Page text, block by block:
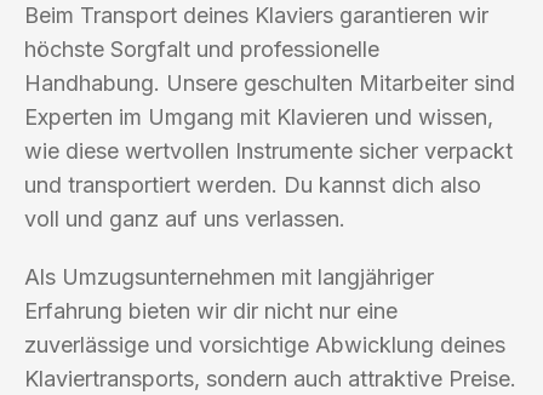
Beim Transport deines Klaviers garantieren wir
höchste Sorgfalt und professionelle
Handhabung. Unsere geschulten Mitarbeiter sind
Experten im Umgang mit Klavieren und wissen,
wie diese wertvollen Instrumente sicher verpackt
und transportiert werden. Du kannst dich also
voll und ganz auf uns verlassen.
Als Umzugsunternehmen mit langjähriger
Erfahrung bieten wir dir nicht nur eine
zuverlässige und vorsichtige Abwicklung deines
Klaviertransports, sondern auch attraktive Preise.